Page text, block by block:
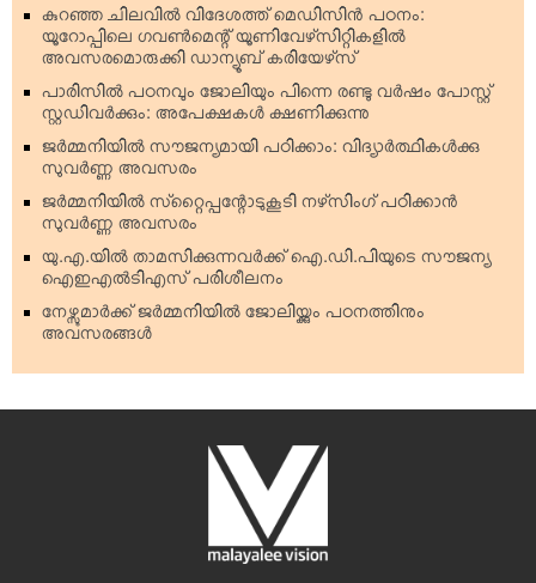
കുറഞ്ഞ ചിലവില്‍ വിദേശത്ത് മെഡിസിന്‍ പഠനം:
യൂറോപ്പിലെ ഗവണ്‍മെന്റ് യൂണിവേഴ്‌സിറ്റികളില്‍
അവസരമൊരുക്കി ഡാന്യൂബ് കരിയേഴ്‌സ്
പാരിസില്‍ പഠനവും ജോലിയും പിന്നെ രണ്ടു വര്‍ഷം പോസ്റ്റ്
സ്റ്റഡിവര്‍ക്കും: അപേക്ഷകള്‍ ക്ഷണിക്കുന്നു
ജര്‍മ്മനിയില്‍ സൗജന്യമായി പഠിക്കാം: വിദ്യാര്‍ത്ഥികള്‍ക്കു
സുവര്‍ണ്ണ അവസരം
ജര്‍മ്മനിയില്‍ സ്‌റ്റൈപ്പന്റോടുകൂടി നഴ്‌സിംഗ് പഠിക്കാന്‍
സുവര്‍ണ്ണ അവസരം
യു.എ.യില്‍ താമസിക്കുന്നവര്‍ക്ക് ഐ.ഡി.പിയുടെ സൗജന്യ
ഐഇഎല്‍ടിഎസ് പരിശീലനം
നേഴ്സുമാര്‍ക്ക് ജര്‍മ്മനിയില്‍ ജോലിയ്ക്കും പഠനത്തിനും
അവസരങ്ങള്‍